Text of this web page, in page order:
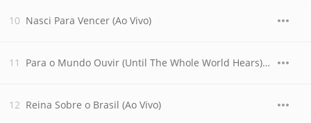
Nasci Para Vencer (Ao Vivo)
Para o Mundo Ouvir (Until The Whole World Hears) [Ao Vivo]
Reina Sobre o Brasil (Ao Vivo)